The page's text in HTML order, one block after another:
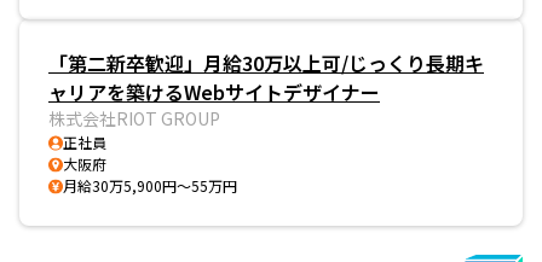
「第二新卒歓迎」月給30万以上可/じっくり長期キ
ャリアを築けるWebサイトデザイナー
株式会社RIOT GROUP
正社員
大阪府
月給30万5,900円～55万円